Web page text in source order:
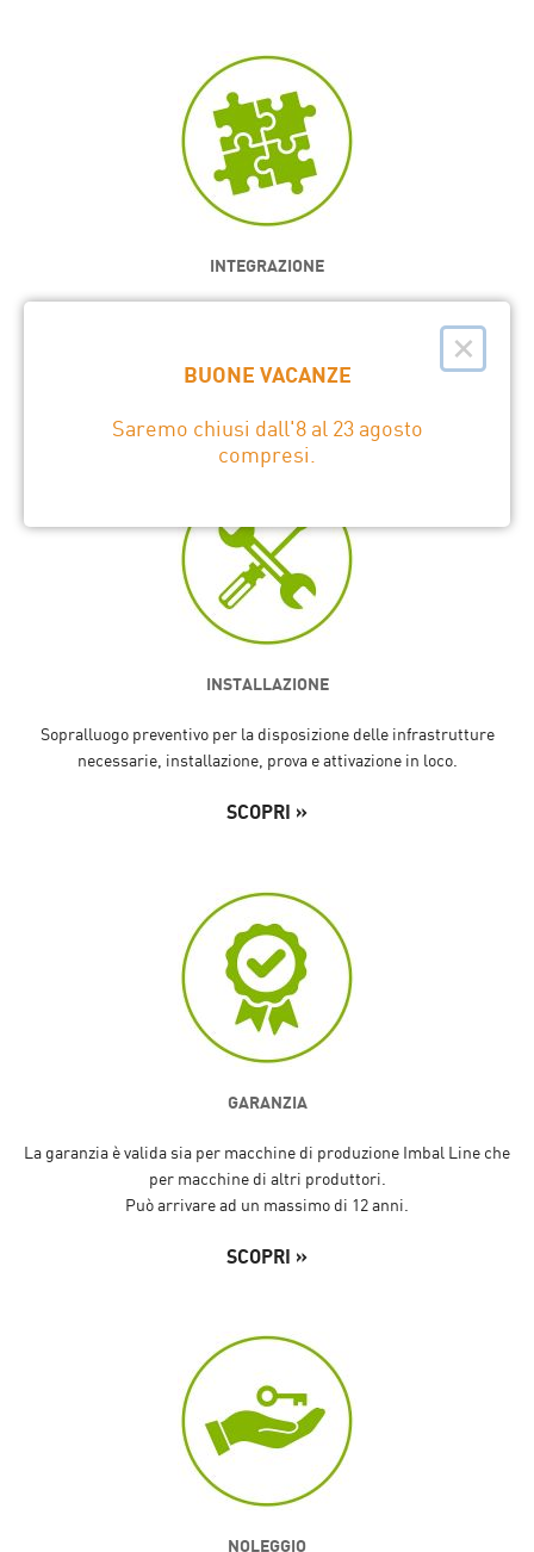
INTEGRAZIONE
INSTALLAZIONE
Sopralluogo preventivo per la disposizione delle infrastrutture
necessarie, installazione, prova e attivazione in loco.
SCOPRI »
GARANZIA
La garanzia è valida sia per macchine di produzione Imbal Line che
per macchine di altri produttori.
Può arrivare ad un massimo di 12 anni.
SCOPRI »
NOLEGGIO
×
BUONE VACANZE
Saremo chiusi dall'8 al 23 agosto
compresi.